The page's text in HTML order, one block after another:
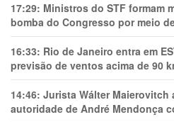
17:29: Ministros do STF formam
bomba do Congresso por meio
16:33: Rio de Janeiro entra em
previsão de ventos acima de 90
14:46: Jurista Wálter Maierovitch
autoridade de André Mendonça